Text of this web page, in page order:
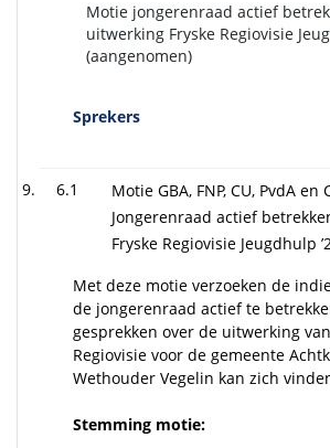
Motie jongerenraad actief
uitwerking Fryske Regiovisie
(aangenomen)
Sprekers
6.1
Motie GBA, FNP, CU, PvdA en
Jongerenraad actief
Fryske Regiovisie Jeugdhulp
Met deze motie verzoeken de
de jongerenraad actief te
gesprekken over de uitwerking
Regiovisie voor de gemeente
Wethouder Vegelin kan zich
Stemming motie: